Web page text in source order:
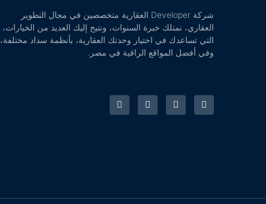
شركة Developer العقارية متخصصين في مجال التطوير
العقاري، نمتلك خبرة السنوات، ونتيح إليك العديد من الخيارات،
التي تساعدك في اختيار وحدتك العقارية، بأنظمة سداد مختلفة،
وفي أفضل المواقع الراقية في مصر.